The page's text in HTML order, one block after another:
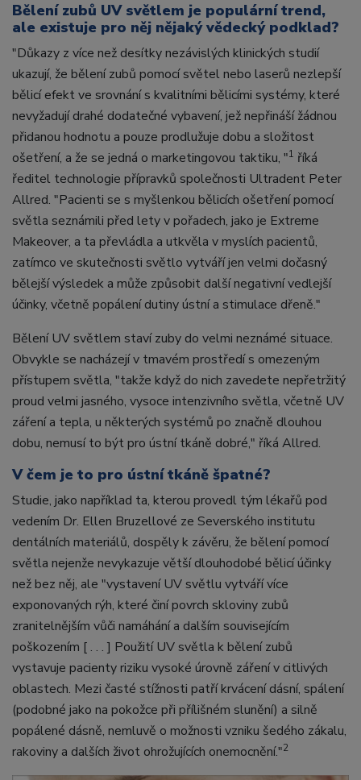
Bělení zubů UV světlem je populární trend,
ale existuje pro něj nějaký vědecký podklad?
"Důkazy z více než desítky nezávislých klinických studií
ukazují, že bělení zubů pomocí světel nebo laserů nezlepší
bělicí efekt ve srovnání s kvalitními bělicími systémy, které
nevyžadují drahé dodatečné vybavení, jež nepřináší žádnou
přidanou hodnotu a pouze prodlužuje dobu a složitost
ošetření, a že se jedná o marketingovou taktiku, "1 říká
ředitel technologie přípravků společnosti Ultradent Peter
Allred. "Pacienti se s myšlenkou bělicích ošetření pomocí
světla seznámili před lety v pořadech, jako je Extreme
Makeover, a ta převládla a utkvěla v myslích pacientů,
zatímco ve skutečnosti světlo vytváří jen velmi dočasný
bělejší výsledek a může způsobit další negativní vedlejší
účinky, včetně popálení dutiny ústní a stimulace dřeně."
Bělení UV světlem staví zuby do velmi neznámé situace.
Obvykle se nacházejí v tmavém prostředí s omezeným
přístupem světla, "takže když do nich zavedete nepřetržitý
proud velmi jasného, vysoce intenzivního světla, včetně UV
záření a tepla, u některých systémů po značně dlouhou
dobu, nemusí to být pro ústní tkáně dobré," říká Allred.
V čem je to pro ústní tkáně špatné?
Studie, jako například ta, kterou provedl tým lékařů pod
vedením Dr. Ellen Bruzellové ze Severského institutu
dentálních materiálů, dospěly k závěru, že bělení pomocí
světla nejenže nevykazuje větší dlouhodobé bělicí účinky
než bez něj, ale "vystavení UV světlu vytváří více
exponovaných rýh, které činí povrch skloviny zubů
zranitelnějším vůči namáhání a dalším souvisejícím
poškozením [ . . . ] Použití UV světla k bělení zubů
vystavuje pacienty riziku vysoké úrovně záření v citlivých
oblastech. Mezi časté stížnosti patří krvácení dásní, spálení
(podobné jako na pokožce při přílišném slunění) a silně
popálené dásně, nemluvě o možnosti vzniku šedého zákalu,
rakoviny a dalších život ohrožujících onemocnění."2